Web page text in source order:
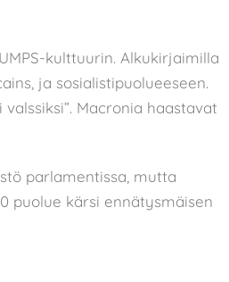
kulttuurin. Alkukirjaimilla
ja sosialistipuolueeseen.
Macronia haastavat
parlamentissa, mutta
puolue kärsi ennätysmäisen